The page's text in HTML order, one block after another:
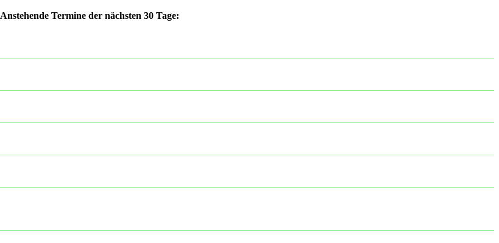
Anstehende Termine der nächsten 30 Tage: